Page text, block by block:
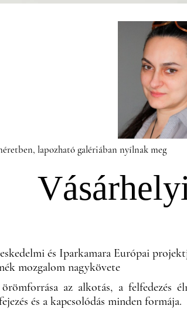
lapozható galériában nyílnak meg
és Iparkamara Európai
mozgalom nagykövete
az alkotás, a felfedezés
és a kapcsolódás minden formája.